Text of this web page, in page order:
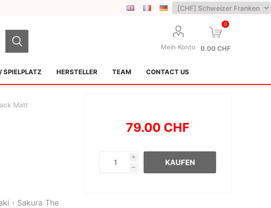
Mein Konto
0
0.00 CHF
SPIELPLATZ HERSTELLER TEAM CONTACT US
Matt
・Sakura The
79.00 CHF
i
h
KAUFEN